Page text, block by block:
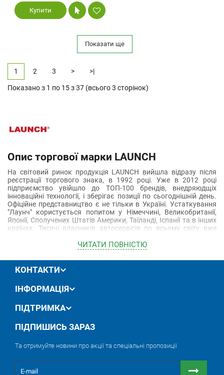
Купити
Показати ще
1 2 3 > >|
Показано з 1 по 15 з 37 (всього 3 сторінок)
Опис торгової марки LAUNCH
На світовий ринок продукція LAUNCH вийшла відразу після
реєстрації торгового знака, в 1992 році. Уже в 2012 році
підприємство увійшло до ТОП-100 брендів, внедряюдщіх
інноваційні технології, і зберігає позиції по сьогоднішній день.
Офіційне представництво є не тільки в Україні. Устаткування
"Лаунч" користується попитом у Німеччині, Великобританії,
Японії, Сполучених Штатів Америки, Таїланді, Іспанії та в інших
країнах. Тисячі власників автосервісів по всьому світу вже
випускається під цим брендом.
Продукція, представлена ​​в Україні: переваги, особливості
Професіонали знають, що LAUNCH - підйомники, LAUNCH -
діагностика, а також стенди. Прямо зараз ви можете купити:
Автомобільний підйомник.
Діагностичний автосканер.
компанія"Авторемтехніка"
підйомника це п'ять років, сканера - два роки.
укомплектувати СТО товарами, які купуєте зі знижкою.
Дізнайтеся, скільки це буде в вашому випадку прямо зараз.
ЧИТАТИ ПОВНIСТЮ
КОНТАКТИ
ІНФОРМАЦІЯ
ПІДТРИМКА
ПІДПИШИСЬ ЗАРАЗ
Та отримуйте новини про акції та спеціальні пропозиції